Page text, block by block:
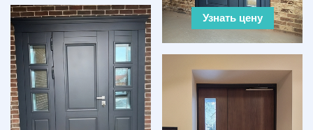
Узнать цену